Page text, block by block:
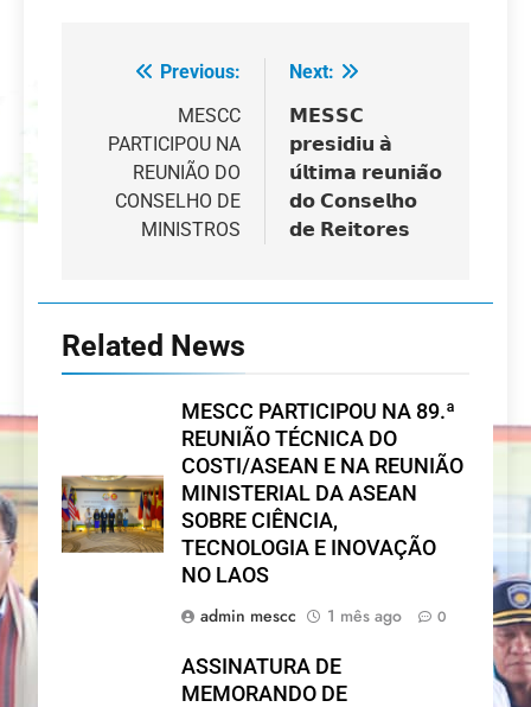
Navegação
artigos
Previous:
MESCC
PARTICIPOU NA
REUNIÃO DO
CONSELHO DE
MINISTROS
Next:
𝗠𝗘𝗦𝗦𝗖
𝗽𝗿𝗲𝘀𝗶𝗱𝗶𝘂 𝗮̀
𝘂́𝗹𝘁𝗶𝗺𝗮 𝗿𝗲𝘂𝗻𝗶𝗮̃𝗼
𝗱𝗼 𝗖𝗼𝗻𝘀𝗲𝗹𝗵𝗼
𝗱𝗲 𝗥𝗲𝗶𝘁𝗼𝗿𝗲𝘀
Related News
MESCC PARTICIPOU NA 89.ª
REUNIÃO TÉCNICA DO
COSTI/ASEAN E NA REUNIÃO
MINISTERIAL DA ASEAN
SOBRE CIÊNCIA,
TECNOLOGIA E INOVAÇÃO
NO LAOS
admin mescc
1 mês ago 0
ASSINATURA DE
MEMORANDO DE